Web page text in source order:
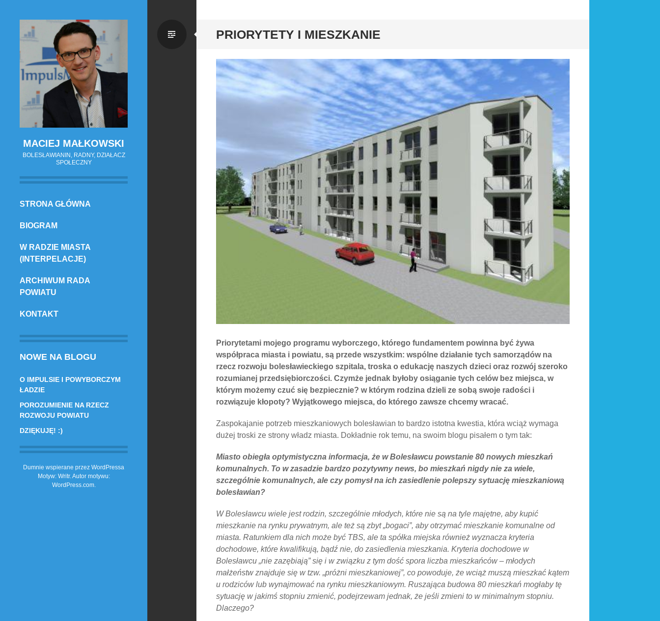
MACIEJ MAŁKOWSKI
BOLESŁAWIANIN, RADNY, DZIAŁACZ
SPOŁECZNY
PRZESKOCZ
TREŚCI
STRONA GŁÓWNA
BIOGRAM
W RADZIE MIASTA
(INTERPELACJE)
ARCHIWUM RADA
POWIATU
KONTAKT
NOWE NA BLOGU
O IMPULSIE I POWYBORCZYM
ŁADZIE
POROZUMIENIE NA RZECZ
ROZWOJU POWIATU
DZIĘKUJĘ! :)
Dumnie wspierane przez WordPressa
Motyw: Writr. Autor motywu:
WordPress.com.
PRIORYTETY I MIESZKANIE
Zwykły
Priorytetami mojego programu wyborczego, którego fundamentem powinna być żywa
współpraca miasta i powiatu, są przede wszystkim: wspólne działanie tych samorządów na
rzecz rozwoju bolesławieckiego szpitala, troska o edukację naszych dzieci oraz rozwój szeroko
rozumianej przedsiębiorczości. Czymże jednak byłoby osiąganie tych celów bez miejsca, w
którym możemy czuć się bezpiecznie? w którym rodzina dzieli ze sobą swoje radości i
rozwiązuje kłopoty? Wyjątkowego miejsca, do którego zawsze chcemy wracać.
Zaspokajanie potrzeb mieszkaniowych bolesławian to bardzo istotna kwestia, która wciąż wymaga
dużej troski ze strony władz miasta. Dokładnie rok temu, na swoim blogu pisałem o tym tak:
Miasto obiegła optymistyczna informacja, że w Bolesławcu powstanie 80 nowych mieszkań
komunalnych. To w zasadzie bardzo pozytywny news, bo mieszkań nigdy nie za wiele,
szczególnie komunalnych, ale czy pomysł na ich zasiedlenie polepszy sytuację mieszkaniową
bolesławian?
W Bolesławcu wiele jest rodzin, szczególnie młodych, które nie są na tyle majętne, aby kupić
mieszkanie na rynku prywatnym, ale też są zbyt „bogaci”, aby otrzymać mieszkanie komunalne od
miasta. Ratunkiem dla nich może być TBS, ale ta spółka miejska również wyznacza kryteria
dochodowe, które kwalifikują, bądź nie, do zasiedlenia mieszkania. Kryteria dochodowe w
Bolesławcu „nie zazębiają” się i w związku z tym dość spora liczba mieszkańców – młodych
małżeństw znajduje się w tzw. „próżni mieszkaniowej”, co powoduje, że wciąż muszą mieszkać kątem
u rodziców lub wynajmować na rynku mieszkaniowym. Ruszająca budowa 80 mieszkań mogłaby tę
sytuację w jakimś stopniu zmienić, podejrzewam jednak, że jeśli zmieni to w minimalnym stopniu.
Dlaczego?